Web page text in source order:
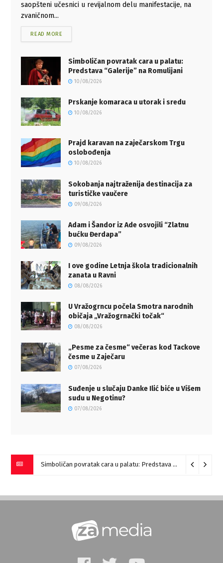
saopšteni učesnici u revijalnom delu manifestacije, na
zvaničnom...
READ MORE
Simboličan povratak cara u palatu:
Predstava “Galerije” na Romulijani
10/08/2026
Prskanje komaraca u utorak i sredu
10/08/2026
Prajd karavan na zaječarskom Trgu
oslobođenja
10/08/2026
Sokobanja najtraženija destinacija za
turističke vaučere
09/08/2026
Adam i Šandor iz Ade osvojili “Zlatnu
bućku Đerdapa”
09/08/2026
I ove godine Letnja škola tradicionalnih
zanata u Ravni
08/08/2026
U Vražogrncu počela Smotra narodnih
običaja „Vražogrnački točak“
08/08/2026
„Pesme za česme“ večeras kod Tackove
česme u Zaječaru
07/08/2026
Suđenje u slučaju Danke Ilić biće u Višem
sudu u Negotinu?
07/08/2026
Simboličan povratak cara u palatu: Predstava “Galerije” na Romulijani